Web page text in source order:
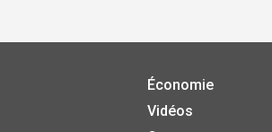
Économie
Vidéos